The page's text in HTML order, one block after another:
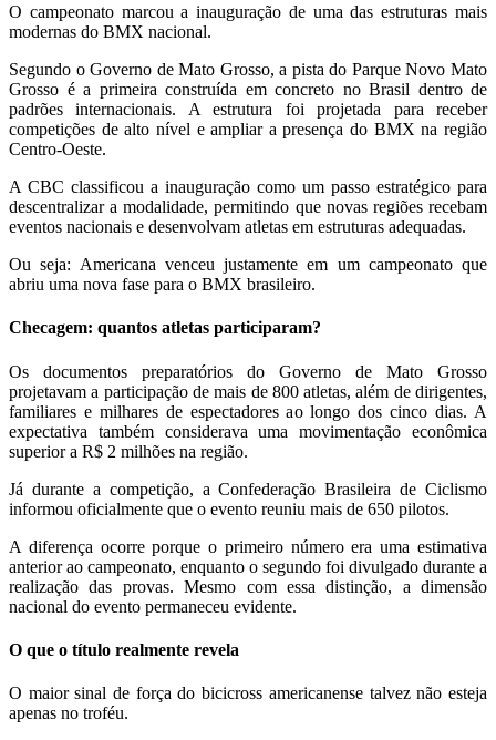
O campeonato marcou a inauguração de uma das estruturas mais
modernas do BMX nacional.
Segundo o Governo de Mato Grosso, a pista do Parque Novo Mato
Grosso é a primeira construída em concreto no Brasil dentro de
padrões internacionais. A estrutura foi projetada para receber
competições de alto nível e ampliar a presença do BMX na região
Centro-Oeste.
A CBC classificou a inauguração como um passo estratégico para
descentralizar a modalidade, permitindo que novas regiões recebam
eventos nacionais e desenvolvam atletas em estruturas adequadas.
Ou seja: Americana venceu justamente em um campeonato que
abriu uma nova fase para o BMX brasileiro.
Checagem: quantos atletas participaram?
Os documentos preparatórios do Governo de Mato Grosso
projetavam a participação de mais de 800 atletas, além de dirigentes,
familiares e milhares de espectadores ao longo dos cinco dias. A
expectativa também considerava uma movimentação econômica
superior a R$ 2 milhões na região.
Já durante a competição, a Confederação Brasileira de Ciclismo
informou oficialmente que o evento reuniu mais de 650 pilotos.
A diferença ocorre porque o primeiro número era uma estimativa
anterior ao campeonato, enquanto o segundo foi divulgado durante a
realização das provas. Mesmo com essa distinção, a dimensão
nacional do evento permaneceu evidente.
O que o título realmente revela
O maior sinal de força do bicicross americanense talvez não esteja
apenas no troféu.